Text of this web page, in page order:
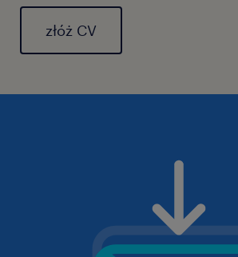
złóż CV